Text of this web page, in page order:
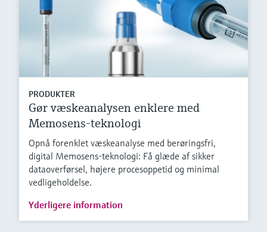
PRODUKTER
Gør væskeanalysen enklere med
Memosens-teknologi
Opnå forenklet væskeanalyse med berøringsfri,
digital Memosens-teknologi: Få glæde af sikker
dataoverførsel, højere procesoppetid og minimal
vedligeholdelse.
Yderligere information